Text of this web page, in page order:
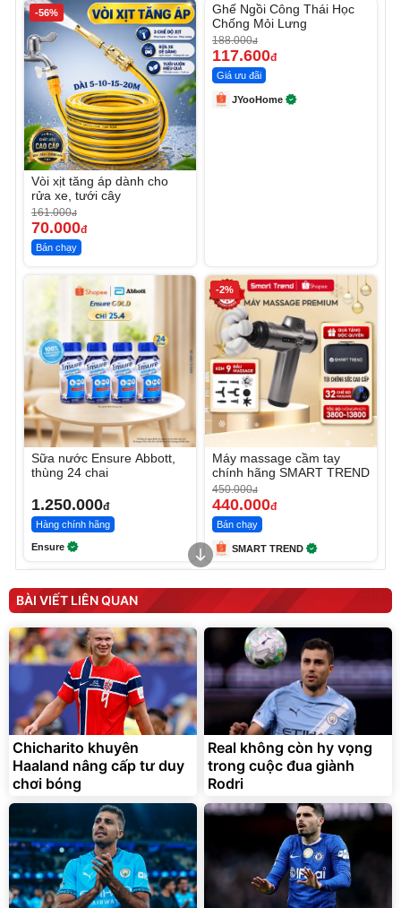
-56%
Vòi xịt tăng áp dành cho
rửa xe, tưới cây
161.000đ
70.000đ
Bán chạy
-37%
Ghế Ngồi Công Thái Học
Chống Mỏi Lưng
188.000đ
117.600đ
Giá ưu đãi
JYooHome
Sữa nước Ensure Abbott,
thùng 24 chai
1.250.000đ
Hàng chính hãng
Ensure
-2%
Máy massage cầm tay
chính hãng SMART TREND
450.000đ
440.000đ
Bán chạy
SMART TREND
Bạt Trùm Xe Ô TÔ 4 Chỗ 5
Chỗ 7 Chỗ, Bán Tải
399.000đ
319.000đ
Đang xem nhiều
Combo 2 Nước giặt OMO
Matic Hương Nước Hoa
Comfort 4.1KG
516.000
450.000đ
Deal hot
BÀI VIẾT LIÊN QUAN
Chicharito khuyên
Haaland nâng cấp tư duy
chơi bóng
Real không còn hy vọng
trong cuộc đua giành
Rodri